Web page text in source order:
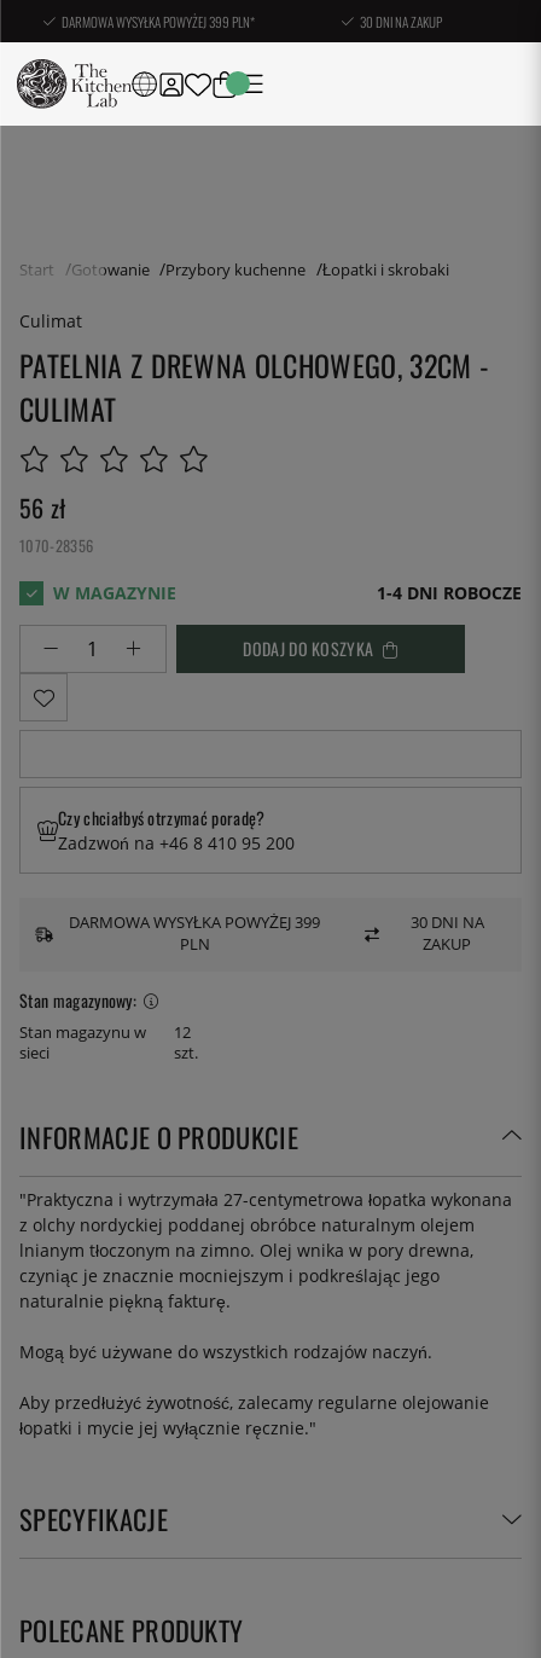
DARMOWA WYSYŁKA POWYŻEJ 399 PLN* 30 DNI NA ZAKUP
Start Gotowanie Przybory kuchenne Łopatki i skrobaki
Culimat
PATELNIA Z DREWNA OLCHOWEGO, 32CM -
CULIMAT
56 zł
1070-28356
1-4 DNI ROBOCZE
DODAJ DO KOSZYKA
Stan magazynowy:
Stan magazynu w
sieci
12
szt.
Czy chciałbyś otrzymać poradę?
Zadzwoń na +46 8 410 95 200
DARMOWA WYSYŁKA POWYŻEJ 399
PLN
30 DNI NA
ZAKUP
INFORMACJE O PRODUKCIE
"Praktyczna i wytrzymała 27-centymetrowa łopatka wykonana
z olchy nordyckiej poddanej obróbce naturalnym olejem
lnianym tłoczonym na zimno. Olej wnika w pory drewna,
czyniąc je znacznie mocniejszym i podkreślając jego
naturalnie piękną fakturę.
Mogą być używane do wszystkich rodzajów naczyń.
Aby przedłużyć żywotność, zalecamy regularne olejowanie
łopatki i mycie jej wyłącznie ręcznie."
SPECYFIKACJE
POLECANE PRODUKTY